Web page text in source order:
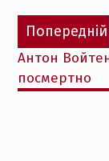
Навігація
записів
Попередній
Антон
посмертно